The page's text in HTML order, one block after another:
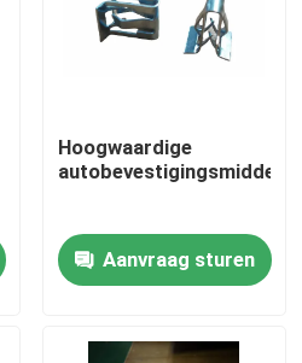
Hoogwaardige
autobevestigingsmiddelen
Aanvraag sturen